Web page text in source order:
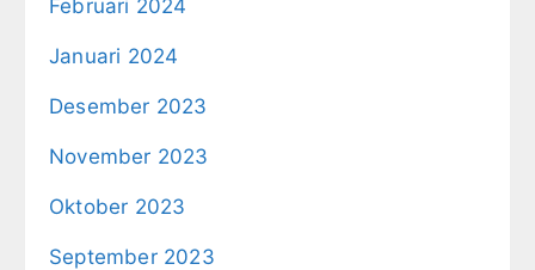
Februari 2024
Januari 2024
Desember 2023
November 2023
Oktober 2023
September 2023